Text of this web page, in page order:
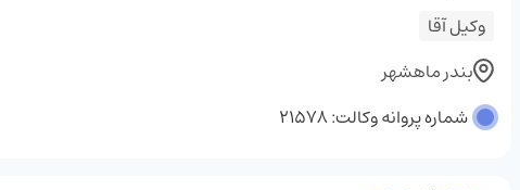
وکیل آقا
بندر ماهشهر
شماره پروانه وکالت: 21578